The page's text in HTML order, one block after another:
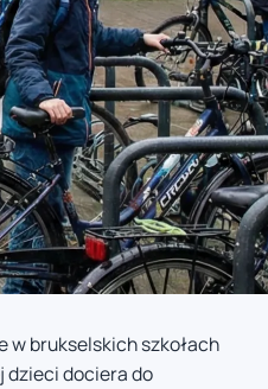
w brukselskich szkołach
dzieci dociera do